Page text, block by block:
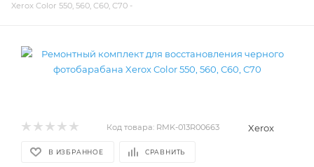
Xerox Color 550, 560, C60, C70 -
Код товара: RMK-013R00663 Xerox
В ИЗБРАННОЕ СРАВНИТЬ